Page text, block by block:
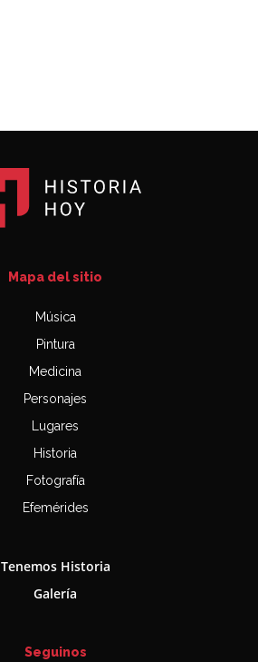
Mapa del sitio
Música
Pintura
Medicina
Personajes
Lugares
Historia
Fotografía
Efemérides
Tenemos Historia
Galería
Seguinos